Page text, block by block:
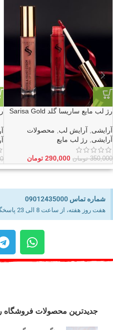
رژ لب مایع ساریسا گلد Sarisa Gold
آرایشی, آرایش لب, محصولات
آرایشی, رژ لب مایع
350,000 تومان 290,000 تومان
شماره تماس 09012435000
هفت روز هفته، از ساعت 8 الی 23 پاسخگوی سوالات شما هستیم.
جدیدترین محصولات فروشگاه